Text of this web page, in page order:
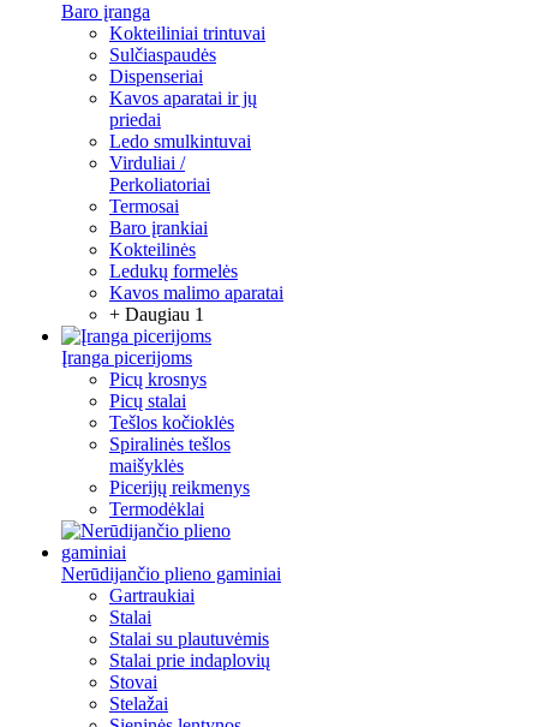
Baro įranga
Kokteiliniai trintuvai
Sulčiaspaudės
Dispenseriai
Kavos aparatai ir jų
priedai
Ledo smulkintuvai
Virduliai /
Perkoliatoriai
Termosai
Baro įrankiai
Kokteilinės
Ledukų formelės
Kavos malimo aparatai
+ Daugiau 1
Įranga picerijoms
Picų krosnys
Picų stalai
Tešlos kočioklės
Spiralinės tešlos
maišyklės
Picerijų reikmenys
Termodėklai
Nerūdijančio plieno gaminiai
Gartraukiai
Stalai
Stalai su plautuvėmis
Stalai prie indaplovių
Stovai
Stelažai